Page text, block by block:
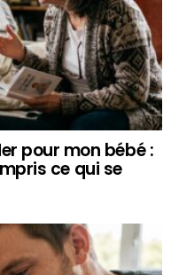
pour mon bébé :
ce qui se